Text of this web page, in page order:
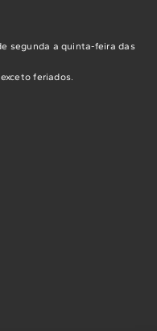
segunda a quinta-feira das
feriados.